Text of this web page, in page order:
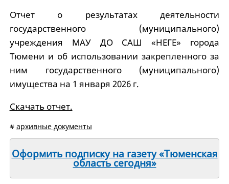
Отчет о результатах деятельности
государственного (муниципального)
учреждения МАУ ДО САШ «НЕГЕ» города
Тюмени и об использовании закрепленного за
ним государственного (муниципального)
имущества на 1 января 2026 г.
Скачать отчет.
# архивные документы
Оформить подписку на газету «Тюменская
область сегодня»